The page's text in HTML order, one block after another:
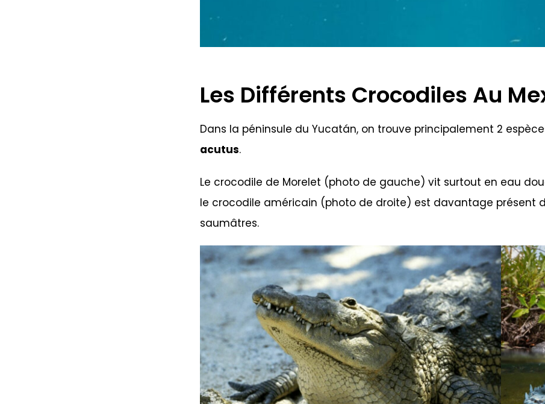
Les Différents Crocodiles Au
Dans la péninsule du Yucatán, on trouve principalement 2
acutus.
Le crocodile de Morelet (photo de gauche) vit surtout en eau
le crocodile américain (photo de droite) est davantage présent
saumâtres.